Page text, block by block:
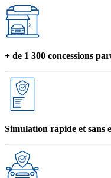
+ de 1 300 concessions
Simulation rapide et sans